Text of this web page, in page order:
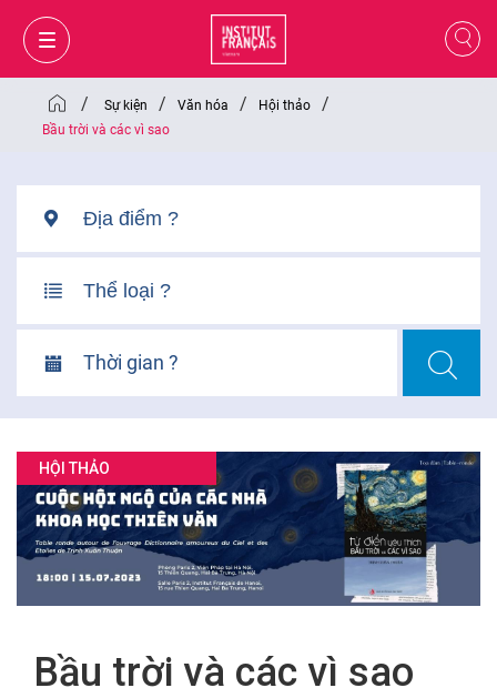
GIỎ HÀNG ĐĂNG NHẬP
VI
VI
FR
/ Sự kiện / Văn hóa / Hội thảo /
Bầu trời và các vì sao
Thời gian ?
HỘI THẢO
Bầu trời và các vì sao